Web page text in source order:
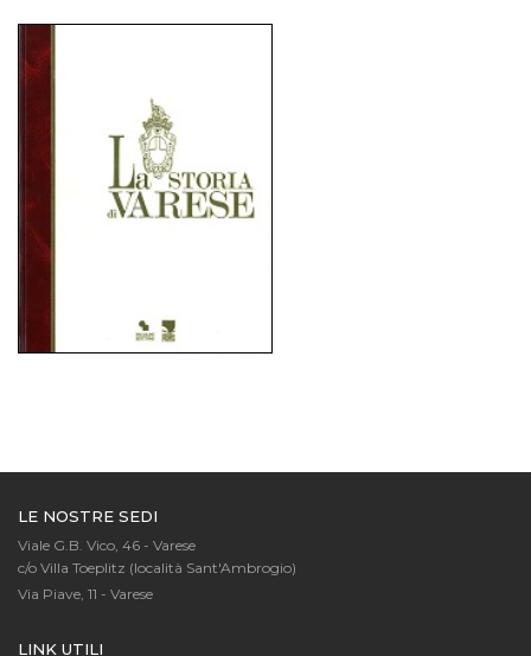
LE NOSTRE SEDI
Viale G.B. Vico, 46 - Varese
c/o Villa Toeplitz (località Sant'Ambrogio)
Via Piave, 11 - Varese
LINK UTILI